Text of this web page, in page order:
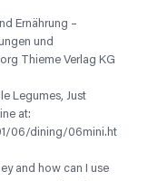
Ernährung –
und
Thieme Verlag KG
Legumes, Just
at:
06/dining/06mini.ht
and how can I use